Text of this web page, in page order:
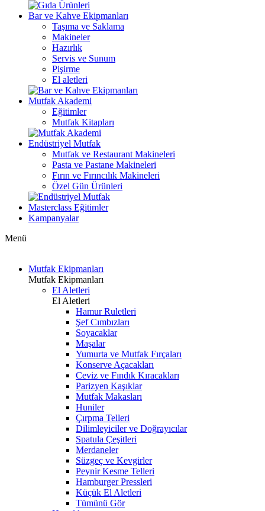
Bar ve Kahve Ekipmanları
Taşıma ve Saklama
Makineler
Hazırlık
Servis ve Sunum
Pişirme
El aletleri
Mutfak Akademi
Eğitimler
Mutfak Kitapları
Endüstriyel Mutfak
Mutfak ve Restaurant Makineleri
Pasta ve Pastane Makineleri
Fırın ve Fırıncılık Makineleri
Özel Gün Ürünleri
Masterclass Eğitimler
Kampanyalar
Menü
Mutfak Ekipmanları
Mutfak Ekipmanları
El Aletleri
El Aletleri
Hamur Ruletleri
Şef Cımbızları
Soyacaklar
Maşalar
Yumurta ve Mutfak Fırçaları
Konserve Açacakları
Ceviz ve Fındık Kıracakları
Parizyen Kaşıklar
Mutfak Makasları
Huniler
Çırpma Telleri
Dilimleyiciler ve Doğrayıcılar
Spatula Çeşitleri
Merdaneler
Süzgeç ve Kevgirler
Peynir Kesme Telleri
Hamburger Pressleri
Küçük El Aletleri
Tümünü Gör